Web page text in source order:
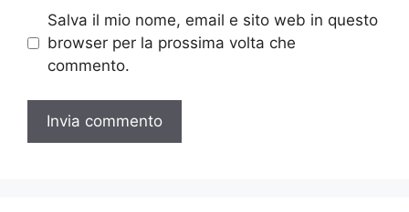
Salva il mio nome, email e sito web in questo
browser per la prossima volta che
commento.